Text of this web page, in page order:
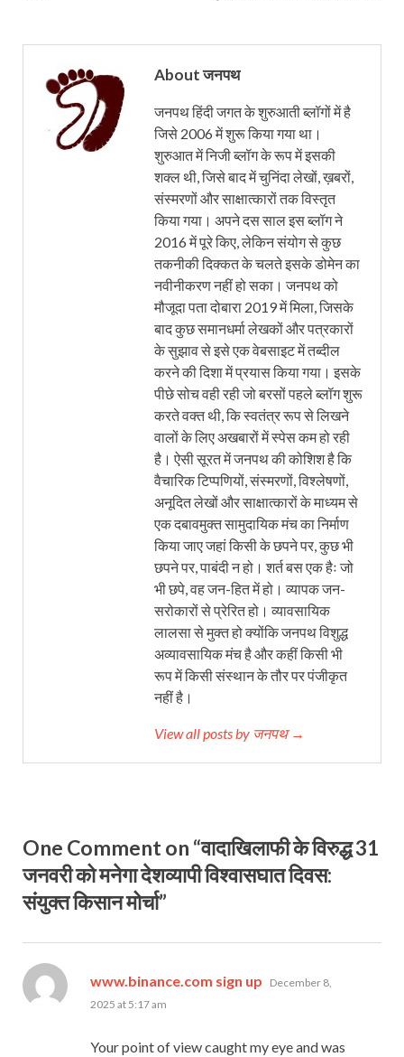
About जनपथ
जनपथ हिंदी जगत के शुरुआती ब्लॉगों में है
जिसे 2006 में शुरू किया गया था।
शुरुआत में निजी ब्लॉग के रूप में इसकी
शक्ल थी, जिसे बाद में चुनिंदा लेखों, ख़बरों,
संस्मरणों और साक्षात्कारों तक विस्तृत
किया गया। अपने दस साल इस ब्लॉग ने
2016 में पूरे किए, लेकिन संयोग से कुछ
तकनीकी दिक्कत के चलते इसके डोमेन का
नवीनीकरण नहीं हो सका। जनपथ को
मौजूदा पता दोबारा 2019 में मिला, जिसके
बाद कुछ समानधर्मा लेखकों और पत्रकारों
के सुझाव से इसे एक वेबसाइट में तब्दील
करने की दिशा में प्रयास किया गया। इसके
पीछे सोच वही रही जो बरसों पहले ब्लॉग शुरू
करते वक्त थी, कि स्वतंत्र रूप से लिखने
वालों के लिए अखबारों में स्पेस कम हो रही
है। ऐसी सूरत में जनपथ की कोशिश है कि
वैचारिक टिप्पणियों, संस्मरणों, विश्लेषणों,
अनूदित लेखों और साक्षात्कारों के माध्यम से
एक दबावमुक्त सामुदायिक मंच का निर्माण
किया जाए जहां किसी के छपने पर, कुछ भी
छपने पर, पाबंदी न हो। शर्त बस एक हैः जो
भी छपे, वह जन-हित में हो। व्यापक जन-
सरोकारों से प्रेरित हो। व्यावसायिक
लालसा से मुक्त हो क्योंकि जनपथ विशुद्ध
अव्यावसायिक मंच है और कहीं किसी भी
रूप में किसी संस्थान के तौर पर पंजीकृत
नहीं है।
View all posts by जनपथ →
One Comment on “वादाखिलाफी के विरुद्ध 31
जनवरी को मनेगा देशव्यापी विश्वासघात दिवस:
संयुक्त किसान मोर्चा”
www.binance.com sign up says:
December 8,
2025 at 5:17 am
Your point of view caught my eye and was